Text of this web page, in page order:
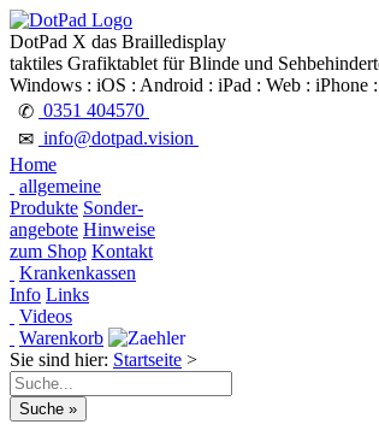
DotPad X das Brailledisplay
taktiles Grafiktablet für Blinde und
Windows : iOS : Android : iPad : Web : iPhone
✆ 0351 404570
✉ info@dotpad.vision
Home
allgemeine
Produkte Sonder-
angebote Hinweise
zum Shop Kontakt
Krankenkassen
Info Links
Videos
Warenkorb
Sie sind hier: Startseite >